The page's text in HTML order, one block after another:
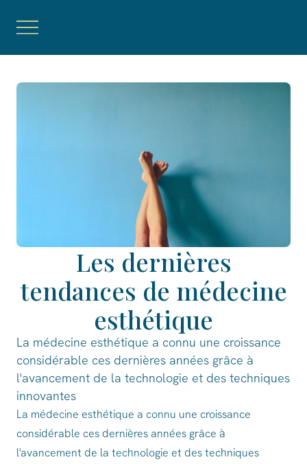
Les dernières
tendances de médecine
esthétique
La médecine esthétique a connu une croissance
considérable ces dernières années grâce à
l'avancement de la technologie et des techniques
innovantes
La médecine esthétique a connu une croissance
considérable ces dernières années grâce à
l'avancement de la technologie et des techniques